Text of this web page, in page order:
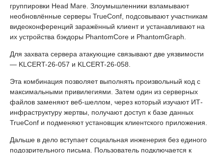
группировки Head Mare. Злоумышленники взламывают
необновлённые серверы TrueConf, подсовывают участникам
видеоконференций заражённый клиент и устанавливают на
их устройства бэкдоры PhantomCore и PhantomGraph.
Для захвата сервера атакующие связывают две уязвимости
— KLCERT-26-057 и KLCERT-26-058.
Эта комбинация позволяет выполнять произвольный код с
максимальными привилегиями. Затем один из серверных
файлов заменяют веб-шеллом, через который изучают ИТ-
инфраструктуру жертвы, получают доступ к базе данных
TrueConf и подменяют установщик клиентского приложения.
Дальше в дело вступает социальная инженерия без единого
подозрительного письма. Пользователь подключается к